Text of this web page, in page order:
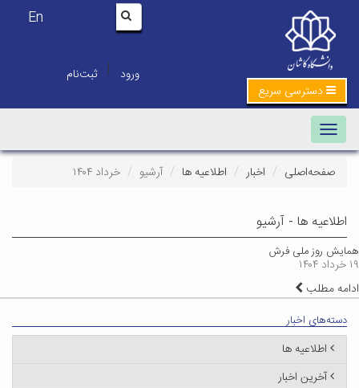
En
ورود | ثبت‌نام
دسترسی سریع
Toggle navigation
صفحه‌اصلی اخبار اطلاعیه ها آرشیو خرداد ۱۴۰۴
اطلاعیه ها - آرشیو
همایش روز ملی فرش
۱۹ خرداد ۱۴۰۴
ادامه مطلب
دسته‌های اخبار
اطلاعیه ها
آخرین اخبار